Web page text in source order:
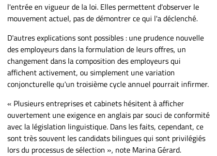
l'entrée en vigueur de la loi. Elles permettent d'observer le
mouvement actuel, pas de démontrer ce qui l'a déclenché.
D'autres explications sont possibles : une prudence nouvelle
des employeurs dans la formulation de leurs offres, un
changement dans la composition des employeurs qui
affichent activement, ou simplement une variation
conjoncturelle qu'un troisième cycle annuel pourrait infirmer.
« Plusieurs entreprises et cabinets hésitent à afficher
ouvertement une exigence en anglais par souci de conformité
avec la législation linguistique. Dans les faits, cependant, ce
sont très souvent les candidats bilingues qui sont privilégiés
lors du processus de sélection », note Marina Gérard.